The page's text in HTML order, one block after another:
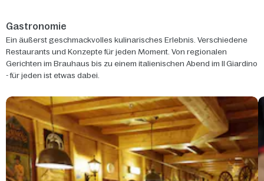
Gastronomie
Ein äußerst geschmackvolles kulinarisches Erlebnis. Verschiedene
Restaurants und Konzepte für jeden Moment. Von regionalen
Gerichten im Brauhaus bis zu einem italienischen Abend im Il Giardino
- für jeden ist etwas dabei.